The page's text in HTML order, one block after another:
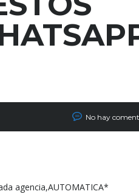
No hay
agencia,AUTOMATICA*